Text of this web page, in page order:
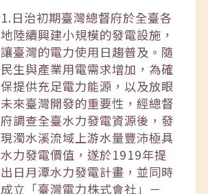
1.日治初期臺灣總督府於全臺各
地陸續興建小規模的發電設施，
讓臺灣的電力使用日趨普及。隨
民生與產業用電需求增加，為確
保提供充足電力能源，以及放眼
未來臺灣開發的重要性，經總督
府調查全臺水力發電資源後，發
現濁水溪流域上游水量豐沛極具
水力發電價值，遂於1919年提
出日月潭水力發電計畫，並同時
成立「臺灣電力株式會社」－